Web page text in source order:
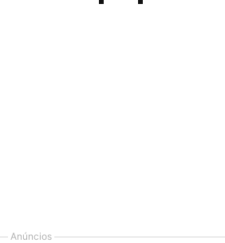
Anúncios